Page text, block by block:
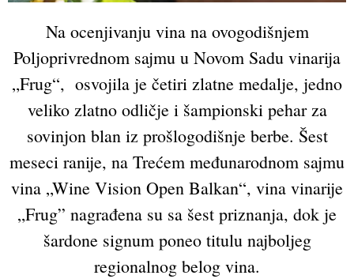
Na ocenjivanju vina na ovogodišnjem
Poljoprivrednom sajmu u Novom Sadu vinarija
„Frug“, osvojila je četiri zlatne medalje, jedno
veliko zlatno odličje i šampionski pehar za
sovinjon blan iz prošlogodišnje berbe. Šest
meseci ranije, na Trećem međunarodnom sajmu
vina „Wine Vision Open Balkan“, vina vinarije
„Frug” nagrađena su sa šest priznanja, dok je
šardone signum poneo titulu najboljeg
regionalnog belog vina.